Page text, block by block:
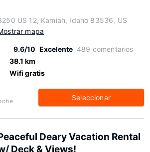
US 12, Kamiah, Idaho 83536, US
mapa
9.6/10 Excelente 489 comentarios
38.1 km
Wifi gratis
Seleccionar
Deary Vacation Rental
Deck & Views!